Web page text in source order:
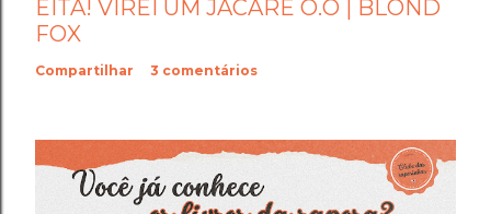
EITA! VIREI UM JACARÉ O.O | BLOND
FOX
Compartilhar 3 comentários